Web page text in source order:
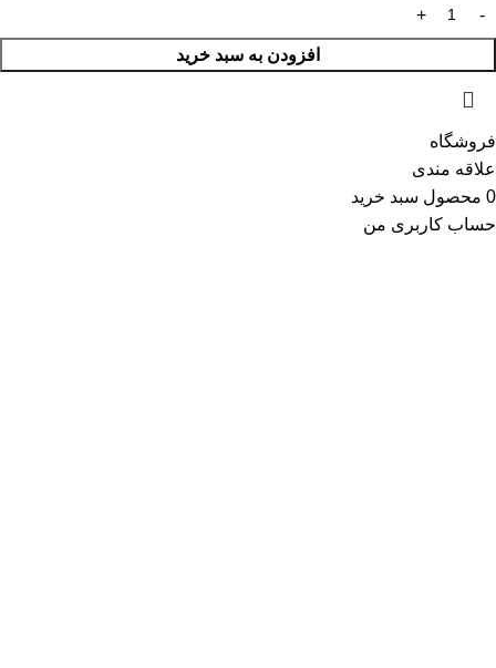
افزودن به سبد خرید
فروشگاه
علاقه مندی
0 محصول سبد خرید
حساب کاربری من